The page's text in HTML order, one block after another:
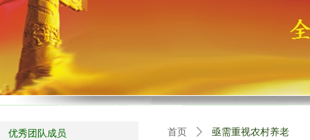
优秀团队成员 首页 ꄲ 亟需重视农村养老